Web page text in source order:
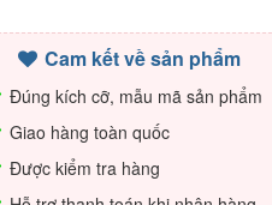
Cam kết về sản phẩm
Đúng kích cỡ, mẫu mã sản phẩm
Giao hàng toàn quốc
Được kiểm tra hàng